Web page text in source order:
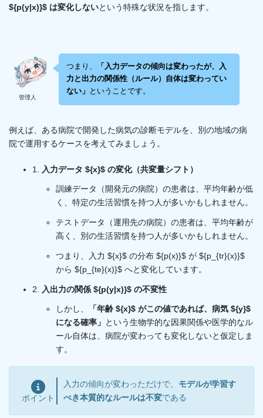
${p(y|x)}$ は変化しないという特殊な状況を指します。
管理人
つまり、
「入力データの傾向は変わったが、入
力と出力の関係性（ルール）自体は変わってい
ない」
ということです。
例えば、ある病院で開発した病気の診断モデルを、別の地域の病
院で運用するケースを考えてみましょう。
1. 入力データ ${x}$ の変化（共変量シフト）
訓練データ（開発元の病院）の患者は、平均年齢が低
く、特定の生活習慣を持つ人が多いかもしれません。
テストデータ（運用先の病院）の患者は、平均年齢が
高く、別の生活習慣を持つ人が多いかもしれません。
つまり、入力 ${x}$ の分布 ${p(x)}$ が ${p_{tr}(x)}$
から ${p_{te}(x)}$ へと変化しています。
2. 入出力の関係 ${p(y|x)}$ の不変性
しかし、
「年齢 ${x}$ がこの値であれば、病気 ${y}$
になる確率」 という生物学的な因果関係や医学的なル
ール自体は、病院が変わっても変化しないと仮定しま
す。
ポイント
入力の傾向が変わっただけで、 モデルが学習す
べき本質的なルールは不変である